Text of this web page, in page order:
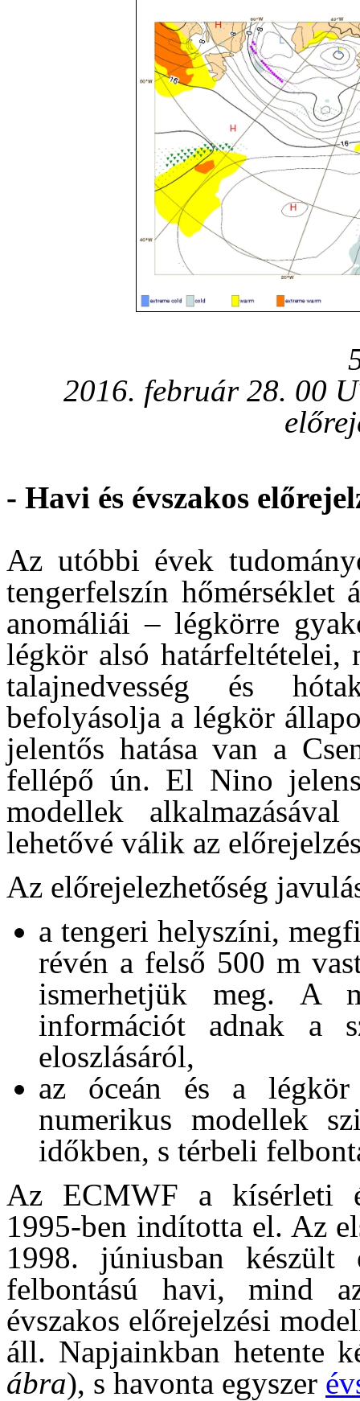
2016. február 28. 00
- Havi és évszakos
Az utóbbi évek
tengerfelszín hőmérséklet
anomáliái – légkörre
légkör alsó határfeltételei,
talajnedvesség és
befolyásolja a légkör
jelentős hatása van a
fellépő ún. El Nino
modellek
lehetővé válik az
Az előrejelezhetőség
a tengeri helyszíni,
révén a felső 500 m
ismerhetjük meg. A
információt adnak a
eloszlásáról,
az óceán és a légkör
numerikus modellek
időkben, s térbeli
Az ECMWF a kísérleti
1995-ben indította el. Az
1998. júniusban
felbontású havi, mind
évszakos előrejelzési
áll. Napjainkban hetente
ábra), s havonta egyszer